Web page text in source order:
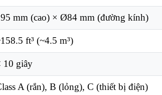
mm (cao) × Ø84 mm (đường kính)
ft³ (~4.5 m³)
10 giây
A (rắn), B (lỏng), C (thiết bị điện)